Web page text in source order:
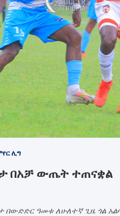
ሊግ
በአቻ ውጤት ተጠናቋል
በውድድር ዓመቱ ለሁለተኛ ጊዜ ጎል